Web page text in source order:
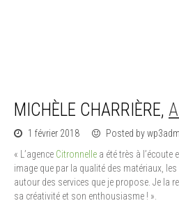
MICHÈLE CHARRIÈRE,
1 février 2018
Posted by
« L’agence Citronnelle a été très à l’écoute
image que par la qualité des matériaux,
autour des services que je propose. Je la
sa créativité et son enthousiasme ! ».